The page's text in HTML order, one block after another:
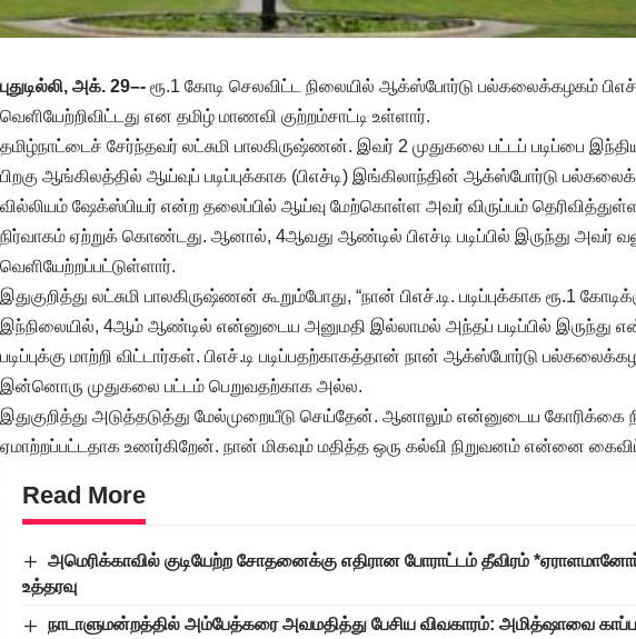
புதுடில்லி, அக். 29–- ரூ.1 கோடி செலவிட்ட நிலையில் ஆக்ஸ்போர்டு பல்கலைக்கழகம்
வெளியேற்றிவிட்டது என தமிழ் மாணவி குற்றம்சாட்டி உள்ளார்.
தமிழ்நாட்டைச் சேர்ந்தவர் லட்சுமி பாலகிருஷ்ணன். இவர் 2 முதுகலை பட்டப் படிப்பை
பிறகு ஆங்கிலத்தில் ஆய்வுப் படிப்புக்காக (பிஎச்டி) இங்கிலாந்தின் ஆக்ஸ்போர்டு
வில்லியம் ஷேக்ஸ்பியர் என்ற தலைப்பில் ஆய்வு மேற்கொள்ள அவர் விருப்பம்
நிர்வாகம் ஏற்றுக் கொண்டது. ஆனால், 4ஆவது ஆண்டில் பிஎச்டி படிப்பில் இருந்து அவர்
வெளியேற்றப்பட்டுள்ளார்.
இதுகுறித்து லட்சுமி பாலகிருஷ்ணன் கூறும்போது, “நான் பிஎச்.டி. படிப்புக்காக ரூ.1
இந்நிலையில், 4ஆம் ஆண்டில் என்னுடைய அனுமதி இல்லாமல் அந்தப் படிப்பில் இருந்து
படிப்புக்கு மாற்றி விட்டார்கள். பிஎச்.டி படிப்பதற்காகத்தான் நான் ஆக்ஸ்போர்டு
இன்னொரு முதுகலை பட்டம் பெறுவதற்காக அல்ல.
இதுகுறித்து அடுத்தடுத்து மேல்முறையீடு செய்தேன். ஆனாலும் என்னுடைய கோரிக்கை
ஏமாற்றப்பட்டதாக உணர்கிறேன். நான் மிகவும் மதித்த ஒரு கல்வி நிறுவனம் என்னை
Read More
அமெரிக்காவில் குடியேற்ற சோதனைக்கு எதிரான போராட்டம் தீவிரம்
உத்தரவு
நாடாளுமன்றத்தில் அம்பேத்கரை அவமதித்து பேசிய விவகாரம்: அமித்ஷாவை